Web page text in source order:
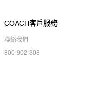
COACH客戶服務
聯絡我們
800-902-308